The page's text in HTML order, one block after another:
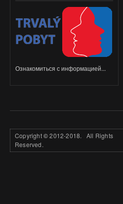
Ознакомиться с информацией...
Copyright©2012-2018. All Rights
Reserved.